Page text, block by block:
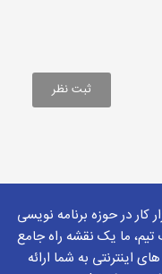
کار در حوزه برنامه نویسی
ما یک نقشه راه جامع
اینترنتی به شما ارائه